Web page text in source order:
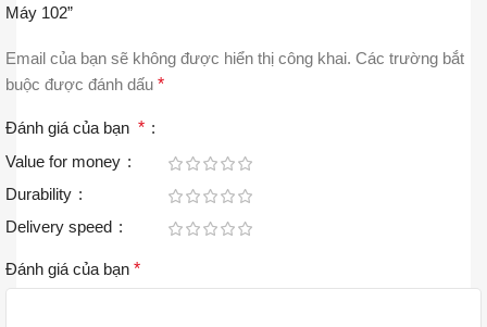
Máy 102”
Email của bạn sẽ không được hiển thị công khai. Các trường bắt
buộc được đánh dấu *
Đánh giá của bạn *
Value for money
Durability
Delivery speed
Đánh giá của bạn *